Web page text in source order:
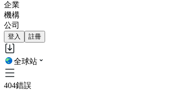
企業
機構
公司
登入 註冊
全球站
404錯誤